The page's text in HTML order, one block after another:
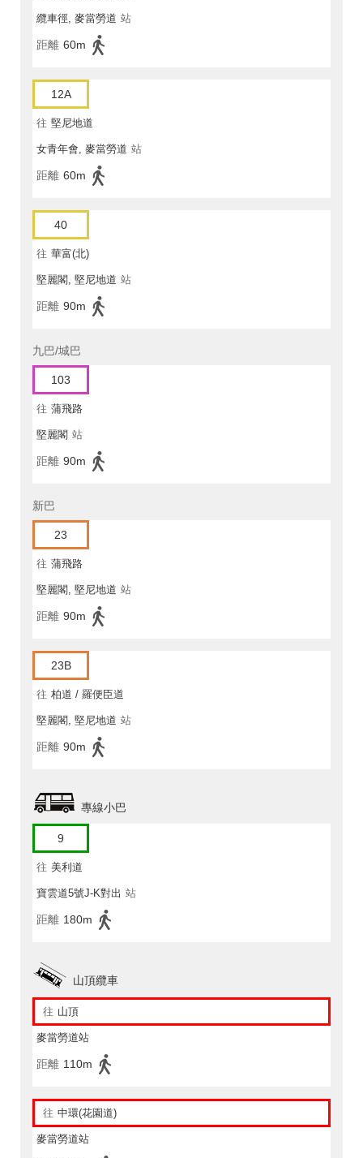
纜車徑, 麥當勞道 站
距離 60m
12A
往 堅尼地道
女青年會, 麥當勞道 站
距離 60m
40
往 華富(北)
堅麗閣, 堅尼地道 站
距離 90m
九巴/城巴
103
往 蒲飛路
堅麗閣 站
距離 90m
新巴
23
往 蒲飛路
堅麗閣, 堅尼地道 站
距離 90m
23B
往 柏道 / 羅便臣道
堅麗閣, 堅尼地道 站
距離 90m
專線小巴
9
往 美利道
寶雲道5號J-K對出 站
距離 180m
山頂纜車
往 山頂
麥當勞道站
距離 110m
往 中環(花園道)
麥當勞道站